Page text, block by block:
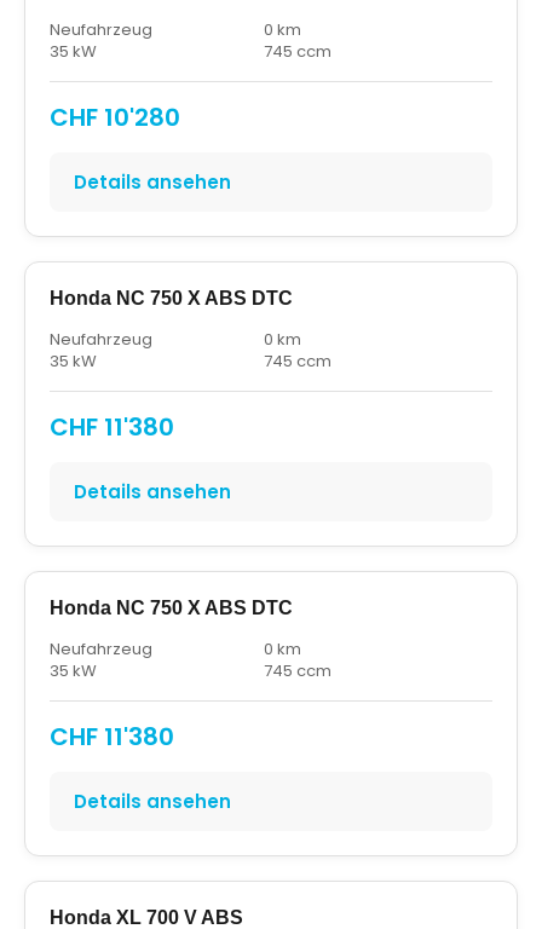
Neufahrzeug
0 km
35 kW
745 ccm
CHF 10'280
Details ansehen
Honda NC 750 X ABS DTC
Neufahrzeug
0 km
35 kW
745 ccm
CHF 11'380
Details ansehen
Honda NC 750 X ABS DTC
Neufahrzeug
0 km
35 kW
745 ccm
CHF 11'380
Details ansehen
Honda XL 700 V ABS